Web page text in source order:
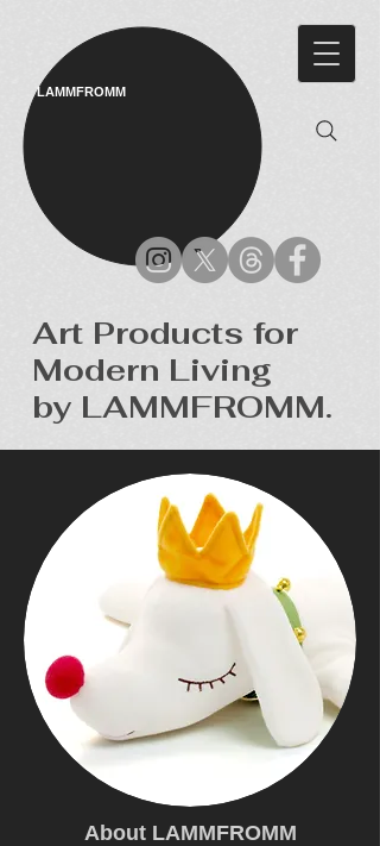
LAMMFROMM​
Art Products for
Modern Living
by LAMMFROMM.
About LAMMFROMM